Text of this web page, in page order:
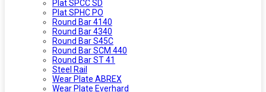
Plat SPCC SD
Plat SPHC PO
Round Bar 4140
Round Bar 4340
Round Bar S45C
Round Bar SCM 440
Round Bar ST 41
Steel Rail
Wear Plate ABREX
Wear Plate Everhard